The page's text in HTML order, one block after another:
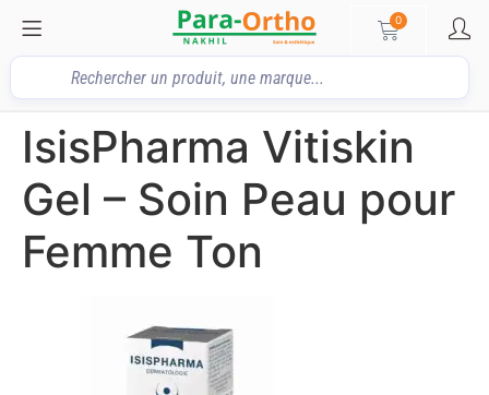
0
IsisPharma Vitiskin
Gel – Soin Peau pour
Femme Ton